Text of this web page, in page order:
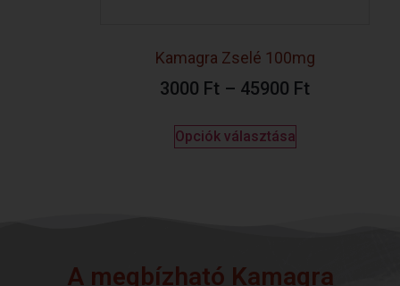
Kamagra Zselé 100mg
3000 Ft – 45900 Ft
Opciók választása
A megbízható Kamagra